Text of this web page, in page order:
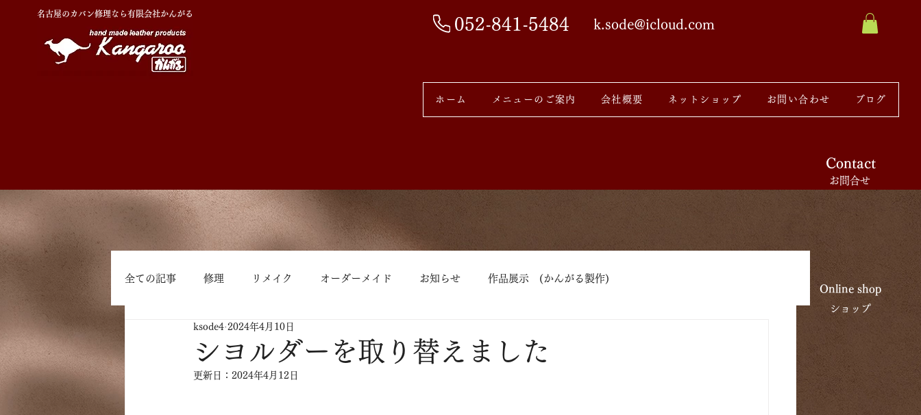
Contact
お問合せ
Online shop
​ショップ
名古屋のカバン修理なら有限会社かんがる
052-841-5484 k.sode@icloud.com
ホーム メニューのご案内 会社概要 ネットショップ お問い合わせ ブログ
全ての記事 修理 リメイク オーダーメイド お知らせ 作品展示 (かんがる製作)
シヨルダーを取り替えました
ksode4 2024年4月10日
更新日： 2024年4月12日